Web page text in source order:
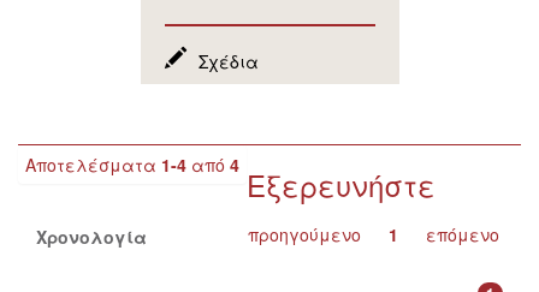
Σχέδια
Αποτελέσματα 1-4 από 4
προηγούμενο 1 επόμενο
Εξερευνήστε
Χρονολογία